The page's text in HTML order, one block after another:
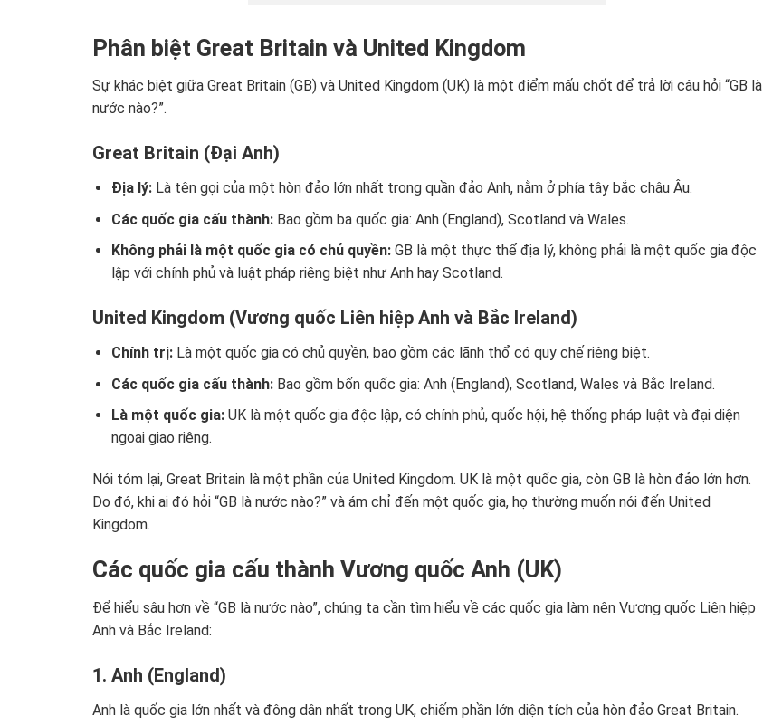
Phân biệt Great Britain và United Kingdom
Sự khác biệt giữa Great Britain (GB) và United Kingdom (UK) là một điểm mấu chốt để trả lời câu hỏi “GB là
nước nào?”.
Great Britain (Đại Anh)
Địa lý:Là tên gọi của một hòn đảo lớn nhất trong quần đảo Anh, nằm ở phía tây bắc châu Âu.
Các quốc gia cấu thành:Bao gồm ba quốc gia: Anh (England), Scotland và Wales.
Không phải là một quốc gia có chủ quyền:GB là một thực thể địa lý, không phải là một quốc gia độc
lập với chính phủ và luật pháp riêng biệt như Anh hay Scotland.
United Kingdom (Vương quốc Liên hiệp Anh và Bắc Ireland)
Chính trị:Là một quốc gia có chủ quyền, bao gồm các lãnh thổ có quy chế riêng biệt.
Các quốc gia cấu thành:Bao gồm bốn quốc gia: Anh (England), Scotland, Wales và Bắc Ireland.
Là một quốc gia:UK là một quốc gia độc lập, có chính phủ, quốc hội, hệ thống pháp luật và đại diện
ngoại giao riêng.
Nói tóm lại, Great Britain là một phần của United Kingdom. UK là một quốc gia, còn GB là hòn đảo lớn hơn.
Do đó, khi ai đó hỏi “GB là nước nào?” và ám chỉ đến một quốc gia, họ thường muốn nói đến United
Kingdom.
Các quốc gia cấu thành Vương quốc Anh (UK)
Để hiểu sâu hơn về “GB là nước nào”, chúng ta cần tìm hiểu về các quốc gia làm nên Vương quốc Liên hiệp
Anh và Bắc Ireland:
1. Anh (England)
Anh là quốc gia lớn nhất và đông dân nhất trong UK, chiếm phần lớn diện tích của hòn đảo Great Britain.